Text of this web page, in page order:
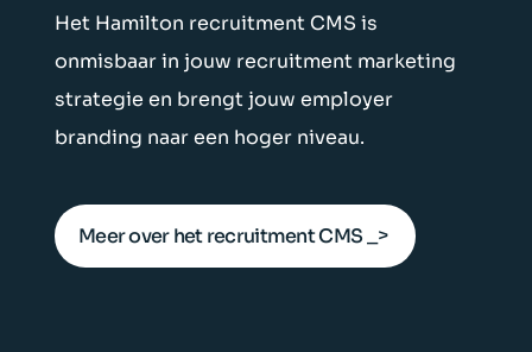
Het Hamilton recruitment CMS is
onmisbaar in jouw recruitment marketing
strategie en brengt jouw employer
branding naar een hoger niveau.
Meer over het recruitment CMS